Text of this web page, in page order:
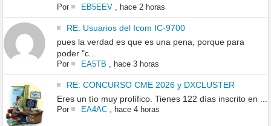
Por EB5EEV, hace 2 horas
RE: Usuarios del Icom IC-9700
pues la verdad es que es una pena, porque para
poder "c...
Por EA5TB hace 3 horas
RE: CONCURSO CME 2026 y DXCLUSTER
Eres un tío muy prolífico. Tienes 122 días inscrito en ...
Por EA4AC, hace 4 horas